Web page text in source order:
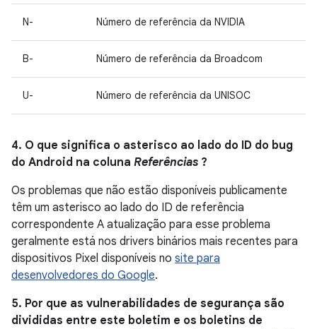
N- Número de referência da NVIDIA
B- Número de referência da Broadcom
U- Número de referência da UNISOC
4. O que significa o asterisco ao lado do ID do bug
do Android na coluna Referências ?
Os problemas que não estão disponíveis publicamente
têm um asterisco ao lado do ID de referência
correspondente A atualização para esse problema
geralmente está nos drivers binários mais recentes para
dispositivos Pixel disponíveis no site para
desenvolvedores do Google.
5. Por que as vulnerabilidades de segurança são
divididas entre este boletim e os boletins de